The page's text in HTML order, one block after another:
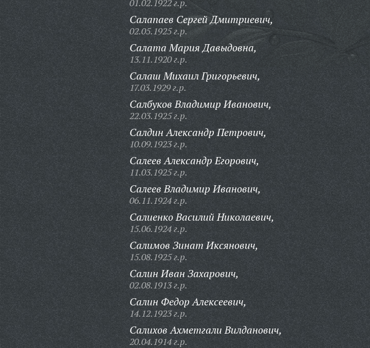
01.02.1922 г.р.
Салапаев Сергей Дмитриевич,
02.05.1925 г.р.
Салата Мария Давыдовна,
13.11.1920 г.р.
Салаш Михаил Григорьевич,
17.03.1929 г.р.
Салбуков Владимир Иванович,
22.03.1925 г.р.
Салдин Александр Петрович,
10.09.1923 г.р.
Салеев Александр Егорович,
11.03.1925 г.р.
Салеев Владимир Иванович,
06.11.1924 г.р.
Салиенко Василий Николаевич,
15.06.1924 г.р.
Салимов Зинат Иксянович,
15.08.1925 г.р.
Салин Иван Захарович,
02.08.1913 г.р.
Салин Федор Алексеевич,
14.12.1923 г.р.
Салихов Ахметгали Вилданович,
20.04.1914 г.р.